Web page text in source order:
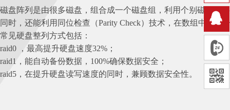
磁盘阵列是由很多磁盘，组合成一个磁盘组，利用个别磁盘提
同时，还能利用同位检查（Parity Check）技术，在数组中任
常见硬盘整列方式包括：
raid0 ，最高提升硬盘速度32%；
raid1，能自动备份数据，100%确保数据安全；
raid5，在提升硬盘读写速度的同时，兼顾数据安全性。